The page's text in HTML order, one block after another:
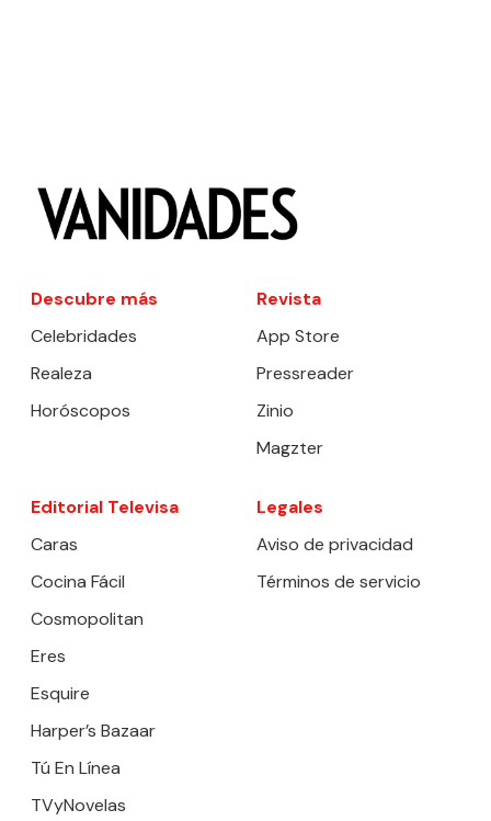
Descubre más
Celebridades
Realeza
Horóscopos
Revista
App Store
Pressreader
Zinio
Magzter
Editorial Televisa
Caras
Cocina Fácil
Cosmopolitan
Eres
Esquire
Harper’s Bazaar
Tú En Línea
TVyNovelas
Legales
Aviso de privacidad
Términos de servicio